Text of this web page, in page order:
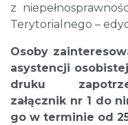
z
Terytorialnego –
Osoby
asystencji
druku
załącznik nr 1 do
go w terminie od